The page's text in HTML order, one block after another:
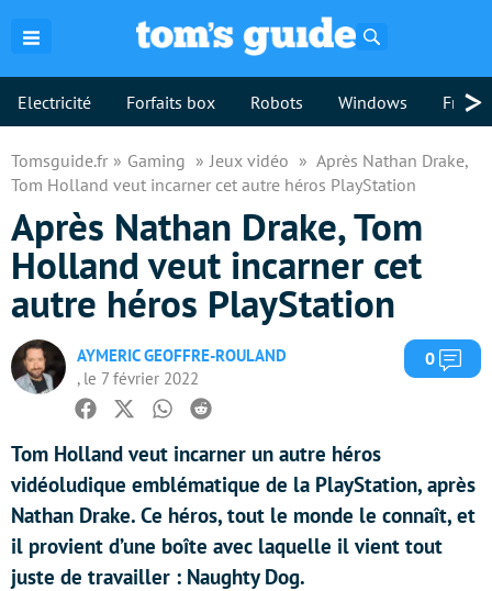
Electricité Forfaits box Robots Windows >
Tomsguide.fr Gaming Jeux vidéo
Après Nathan Drake,
Tom Holland veut incarner cet autre héros PlayStation
Après Nathan Drake, Tom
Holland veut incarner cet
autre héros PlayStation
AYMERIC GEOFFRE-ROULAND
, le 7 février 2022
0
Facebook
TwitterWhatsapp
Reddit
Tom Holland veut incarner un autre héros
vidéoludique emblématique de la PlayStation, après
Nathan Drake. Ce héros, tout le monde le connaît, et
il provient d’une boîte avec laquelle il vient tout
juste de travailler : Naughty Dog.